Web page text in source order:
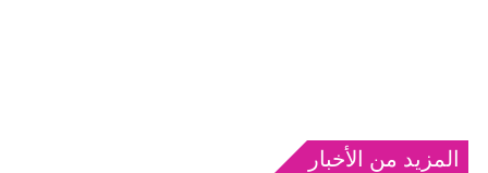
المزيد من الأخبار